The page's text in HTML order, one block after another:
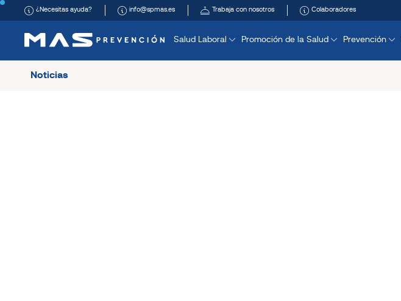
¿Necesitas ayuda? info@spmas.es Trabaja con nosotros Colaboradores
Salud Laboral Promoción de la Salud Prevención
Noticias